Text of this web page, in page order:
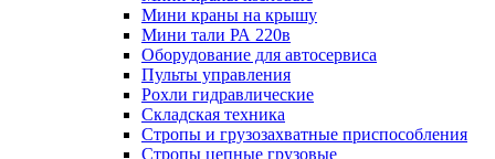
Мини краны на крышу
Мини тали РА 220в
Оборудование для автосервиса
Пульты управления
Рохли гидравлические
Складская техника
Стропы и грузозахватные приспособления
Стропы цепные грузовые